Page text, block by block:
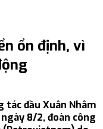
ổn định, vì
tác đầu Xuân Nhâm
ngày 8/2, đoàn công